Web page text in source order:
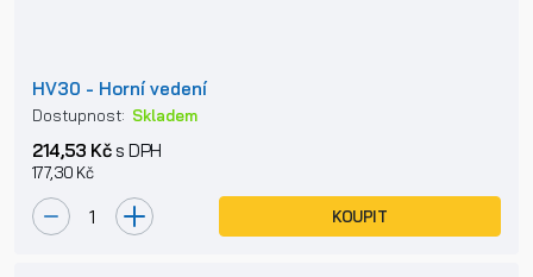
HV30 - Horní vedení
Dostupnost: Skladem
214,53 Kčs DPH
177,30 Kč
KOUPIT